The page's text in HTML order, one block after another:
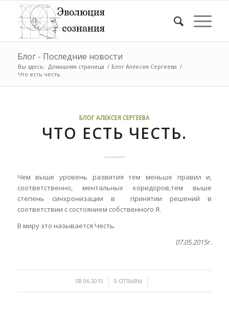
Блог - Последние новости
Вы здесь: Домашняя страница / Блог Алексея Сергеева /
Что есть честь.
БЛОГ АЛЕКСЕЯ СЕРГЕЕВА
ЧТО ЕСТЬ ЧЕСТЬ.
Чем выше уровень развития тем меньше правил и,
соответственно, ментальных коридоров,тем выше
степень синхронизации в принятии решений в
соответствии с состоянием собственного Я.
В миру это называется Честь.
07.05.2015г.
08.06.2015
/ 0 ОТЗЫВЫ
/